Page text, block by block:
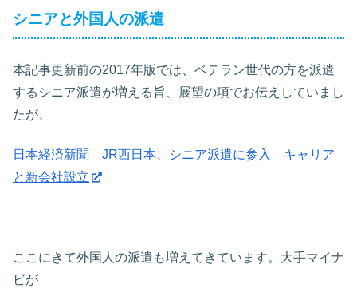
シニアと外国人の派遣
本記事更新前の2017年版では、ベテラン世代の方を派遣
するシニア派遣が増える旨、展望の項でお伝えしていまし
たが、
日本経済新聞 JR西日本、シニア派遣に参入 キャリア
と新会社設立
ここにきて外国人の派遣も増えてきています。大手マイナ
ビが